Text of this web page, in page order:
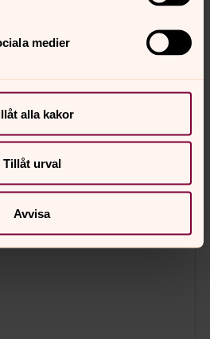
medier
alla kakor
Tillåt urval
Avvisa